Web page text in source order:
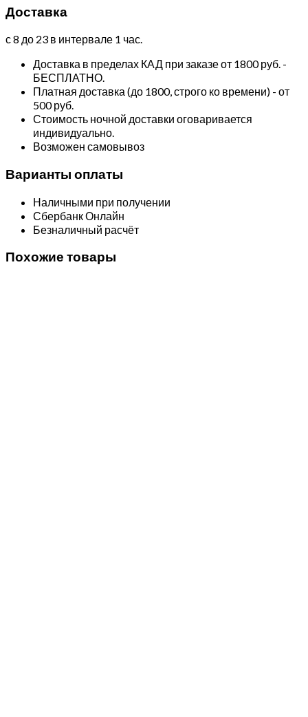
Доставка
с 8 до 23 в интервале 1 час.
Доставка в пределах КАД при заказе от 1800 руб. -
БЕСПЛАТНО.
Платная доставка (до 1800, строго ко времени) - от
500 руб.
Стоимость ночной доставки оговаривается
индивидуально.
Возможен самовывоз
Варианты оплаты
Наличными при получении
Сбербанк Онлайн
Безналичный расчёт
Похожие товары